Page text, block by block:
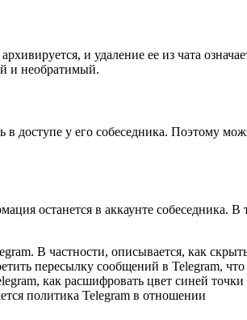
и удаление ее из чата
и необратимый.
в доступе у его собеседника. Поэтому
останется в аккаунте собеседника. В
В частности, описывается, как
пересылку сообщений в Telegram, что
как расшифровать цвет синей точки
политика Telegram в отношении